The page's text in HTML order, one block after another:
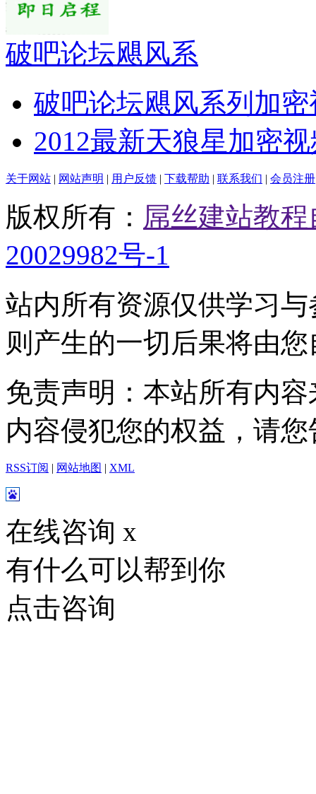
破吧论坛飓风系
破吧论坛飓风系列加密
2012最新天狼星加密
关于网站 | 网站声明 | 用户反馈 | 下载帮助 | 联系我们 | 会员注册
版权所有： 屌丝建站教
20029982号-1
站内所有资源仅供学习
则产生的一切后果将由
免责声明：本站所有内
内容侵犯您的权益，请
RSS订阅 | 网站地图 | XML
在线咨询 x
有什么可以帮到你
点击咨询